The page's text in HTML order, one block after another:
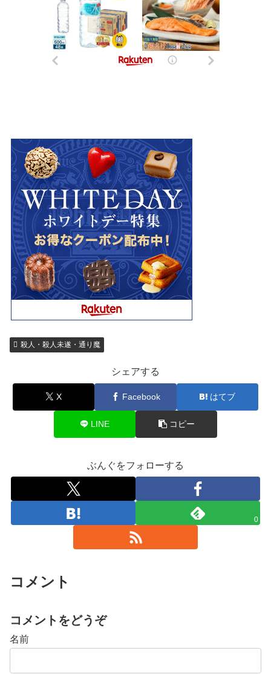
殺人・殺人未遂・通り魔
シェアする
X Facebook はてブ
LINE コピー
ぶんぐをフォローする
0
コメント
コメントをどうぞ
名前